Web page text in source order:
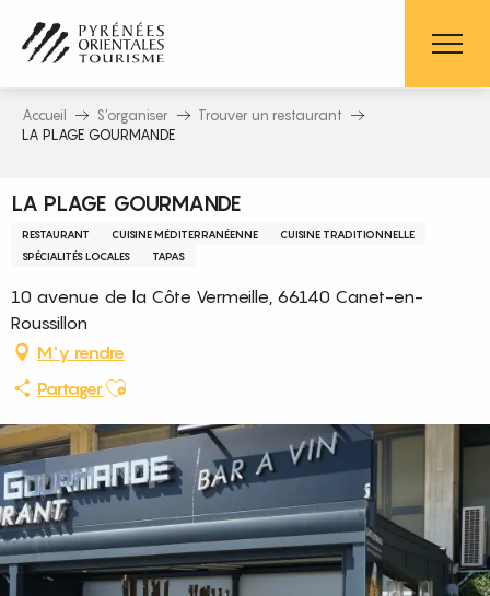
contenu
principal
Accueil S’organiser
Trouver un restaurant
LA PLAGE GOURMANDE
LA PLAGE GOURMANDE
RESTAURANT CUISINE MÉDITERRANÉENNE
CUISINE TRADITIONNELLE
SPÉCIALITÉS LOCALES
TAPAS
10 avenue de la Côte Vermeille, 66140 Canet-en-
Roussillon
M'y rendre
PartagerAjouter aux favoris